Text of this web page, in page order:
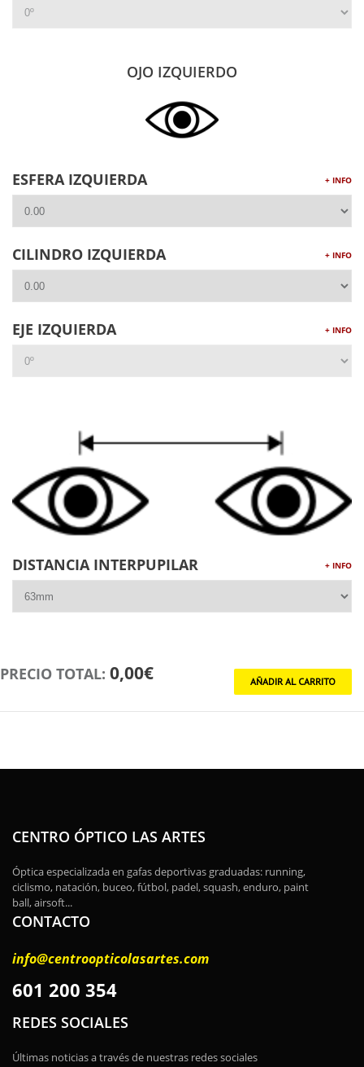
OJO IZQUIERDO
ESFERA IZQUIERDA + INFO
CILINDRO IZQUIERDA + INFO
EJE IZQUIERDA + INFO
DISTANCIA INTERPUPILAR + INFO
PRECIO TOTAL: 0,00€
CENTRO ÓPTICO LAS ARTES
Óptica especializada en gafas deportivas graduadas: running,
ciclismo, natación, buceo, fútbol, padel, squash, enduro, paint
ball, airsoft...
CONTACTO
info@centroopticolasartes.com
601 200 354
REDES SOCIALES
Últimas noticias a través de nuestras redes sociales